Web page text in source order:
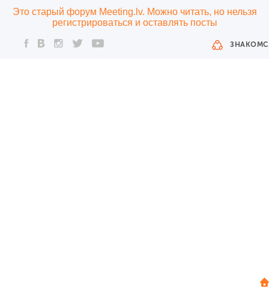
Это старый форум Meeting.lv. Можно читать, но нельзя
регистрироваться и оставлять посты